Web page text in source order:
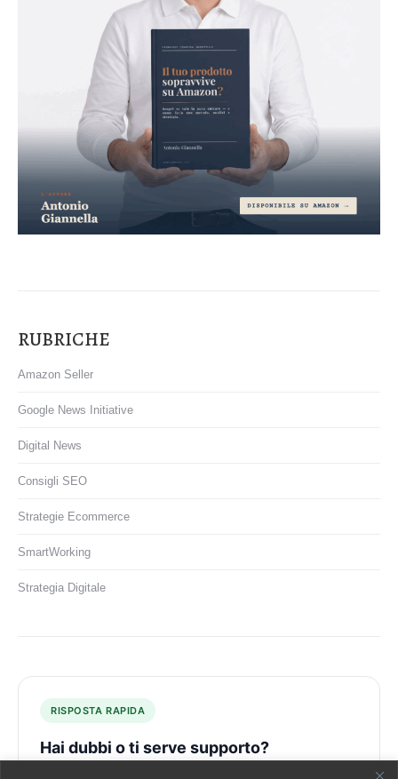
RUBRICHE
Amazon Seller
Google News Initiative
Digital News
Consigli SEO
Strategie Ecommerce
SmartWorking
Strategia Digitale
RISPOSTA RAPIDA
Hai dubbi o ti serve supporto?